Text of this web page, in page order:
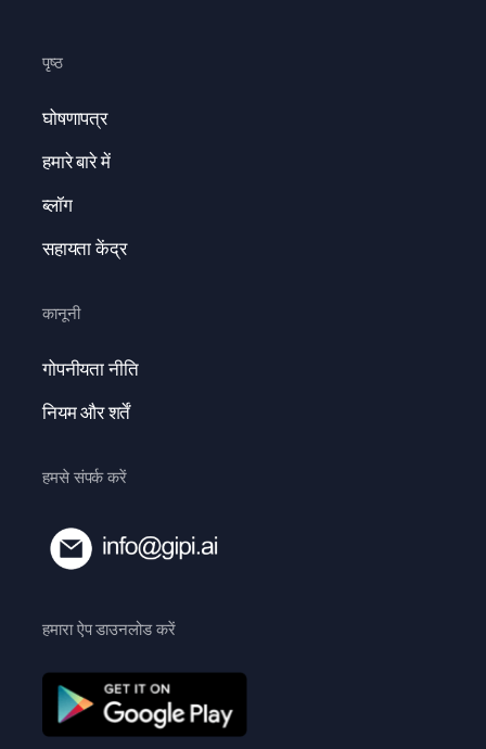
पृष्ठ
घोषणापत्र
हमारे बारे में
ब्लॉग
सहायता केंद्र
कानूनी
गोपनीयता नीति
नियम और शर्तें
हमसे संपर्क करें
हमारा ऐप डाउनलोड करें